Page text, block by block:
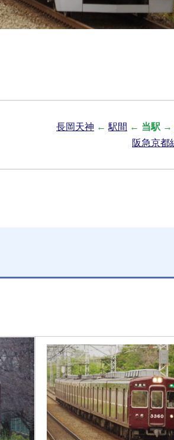
長岡天神 ← 駅間 ← 当駅 →
阪急京都